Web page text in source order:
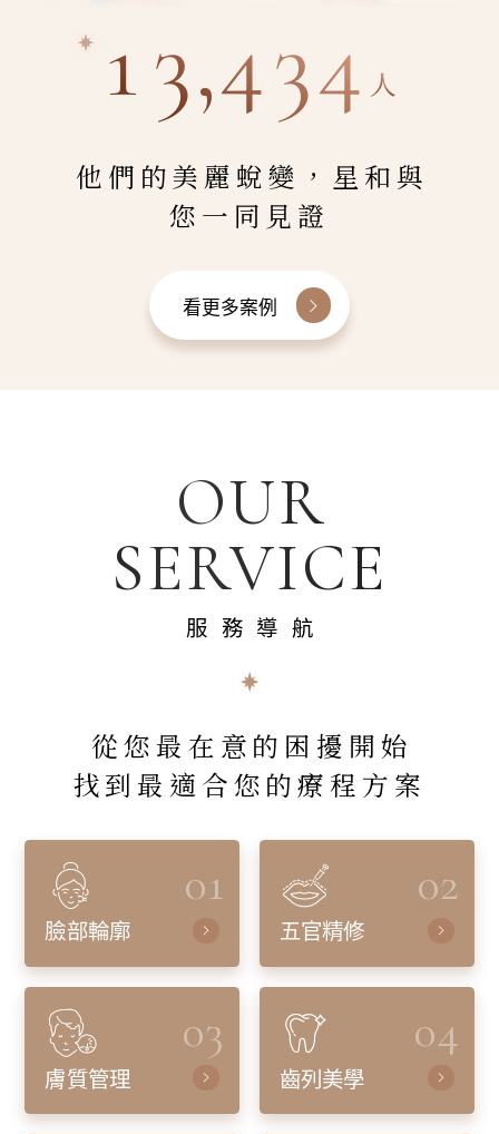
13,434 人
他們的美麗蛻變，星和與
您一同見證
看更多案例
OUR
SERVICE
服務導航
從您最在意的困擾開始
找到最適合您的療程方案
01
臉部輪廓
02
五官精修
03
膚質管理
04
齒列美學